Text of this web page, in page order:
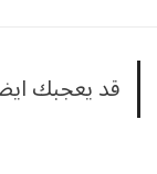
قد يعجبك